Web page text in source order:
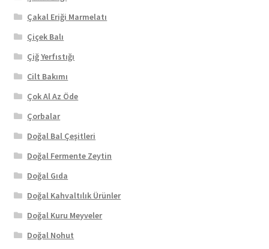
Çakal Eriği Marmelatı
Çiçek Balı
Çiğ Yerfıstığı
Cilt Bakımı
Çok Al Az Öde
Çorbalar
Doğal Bal Çeşitleri
Doğal Fermente Zeytin
Doğal Gıda
Doğal Kahvaltılık Ürünler
Doğal Kuru Meyveler
Doğal Nohut